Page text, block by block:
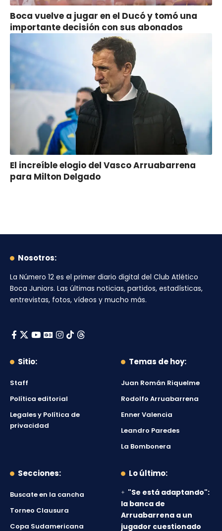
Boca vuelve a jugar en el Ducó y tomó una
importante decisión con sus abonados
El increíble elogio del Vasco Arruabarrena
para Milton Delgado
Nosotros:
La Número 12 es el primer diario digital del Club Atlético
Boca Juniors. Las últimas noticias, partidos, estadísticas,
entrevistas, fotos, vídeos y mucho más.
Sitio:
Staff
Política editorial
Legales y Política de
privacidad
Temas de hoy:
Juan Román Riquelme
Rodolfo Arruabarrena
Enner Valencia
Leandro Paredes
La Bombonera
Secciones:
Buscate en la cancha
Torneo Clausura
Copa Sudamericana
Lo último:
"Se está adaptando":
la banca de
Arruabarrena a un
jugador cuestionado